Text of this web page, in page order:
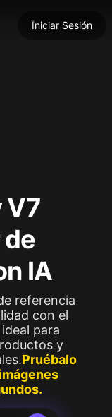
Iniciar Sesión
V7
IA
referencia
con el
para
y
Pruébalo